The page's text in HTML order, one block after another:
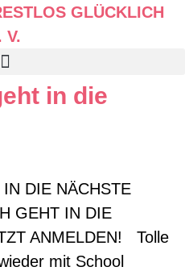
in die
DIE NÄCHSTE
GEHT IN DIE
ANMELDEN! Tolle
mit School